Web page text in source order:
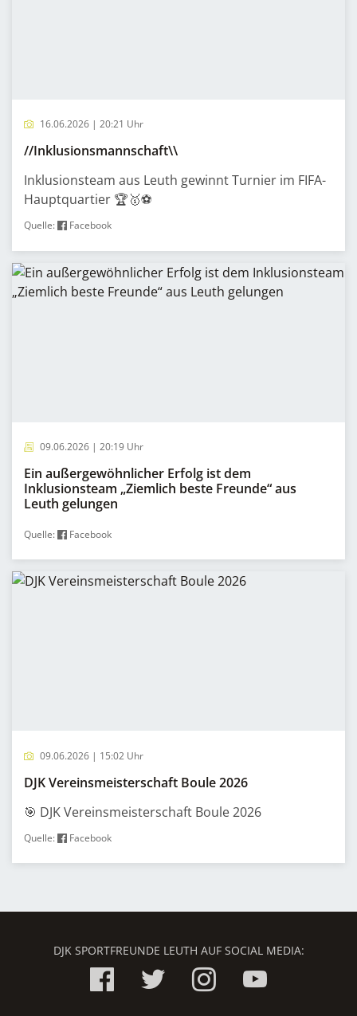
16.06.2026 | 20:21 Uhr
//Inklusionsmannschaft\\
Inklusionsteam aus Leuth gewinnt Turnier im FIFA-
Hauptquartier 🏆🥇⚽️
Quelle: Facebook
09.06.2026 | 20:19 Uhr
Ein außergewöhnlicher Erfolg ist dem
Inklusionsteam „Ziemlich beste Freunde“ aus
Leuth gelungen
Quelle: Facebook
09.06.2026 | 15:02 Uhr
DJK Vereinsmeisterschaft Boule 2026
🎯 DJK Vereinsmeisterschaft Boule 2026
Quelle: Facebook
DJK SPORTFREUNDE LEUTH AUF SOCIAL MEDIA: